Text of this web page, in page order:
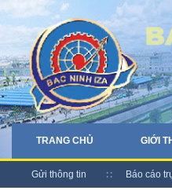
TRANG CHỦ GIỚI
Gửi thông tin Báo cáo